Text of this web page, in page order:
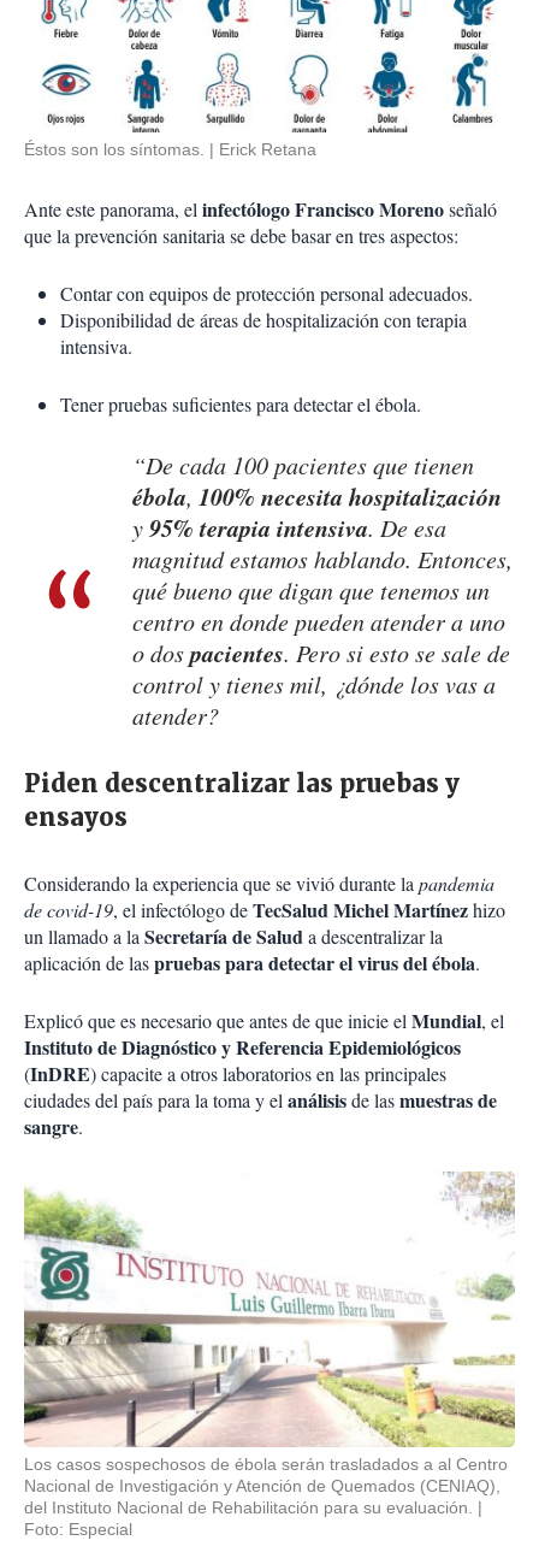
Éstos son los síntomas. Erick Retana
Ante este panorama, el infectólogo Francisco Morenoseñaló
que la prevención sanitaria se debe basar en tres aspectos:
Contar con equipos de protección personal adecuados.
Disponibilidad de áreas de hospitalización con terapia
intensiva.
Tener pruebas suficientes para detectar el ébola.
“De cada 100 pacientes que tienen
ébola, 100% necesita hospitalización
y95% terapia intensiva. De esa
magnitud estamos hablando. Entonces,
qué bueno que digan que tenemos un
centro en donde pueden atender a uno
o dospacientes. Pero si esto se sale de
control y tienes mil, ¿dónde los vas a
atender?
Piden descentralizar las pruebas y
ensayos
Considerando la experiencia que se vivió durante la pandemia
de covid-19, el infectólogo deTecSaludMichel Martínezhizo
un llamado a la Secretaría de Saluda descentralizar la
aplicación de laspruebas para detectar el virus del ébola.
Explicó que es necesario que antes de que inicie el Mundial, el
Instituto de Diagnóstico y Referencia Epidemiológicos
(InDRE) capacite a otros laboratorios en las principales
ciudades del país para la toma y el análisisde lasmuestras de
sangre.
Los casos sospechosos de ébola serán trasladados a al Centro
Nacional de Investigación y Atención de Quemados (CENIAQ),
del Instituto Nacional de Rehabilitación para su evaluación.
Foto: Especial